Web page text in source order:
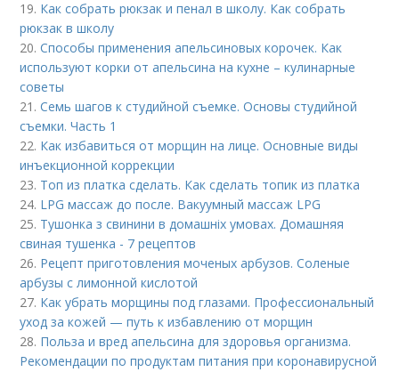
19. Как собрать рюкзак и пенал в школу. Как собрать
рюкзак в школу
20.Способы применения апельсиновых корочек. Как
используют корки от апельсина на кухне – кулинарные
советы
21.Семь шагов к студийной съемке. Основы студийной
съемки. Часть 1
22. Как избавиться от морщин на лице. Основные виды
инъекционной коррекции
23. Топ из платка сделать. Как сделать топик из платка
24. LPG массаж до после. Вакуумный массаж LPG
25. Тушонка з свинини в домашніх умовах. Домашняя
свиная тушенка - 7 рецептов
26. Рецепт приготовления моченых арбузов. Соленые
арбузы с лимонной кислотой
27. Как убрать морщины под глазами. Профессиональный
уход за кожей — путь к избавлению от морщин
28. Польза и вред апельсина для здоровья организма.
Рекомендации по продуктам питания при коронавирусной